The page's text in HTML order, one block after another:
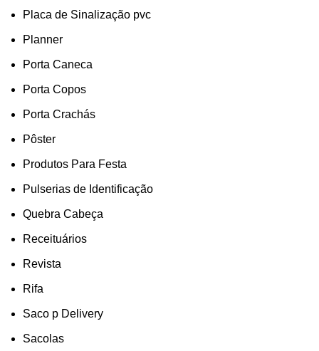
Placa de Sinalização pvc
Planner
Porta Caneca
Porta Copos
Porta Crachás
Pôster
Produtos Para Festa
Pulserias de Identificação
Quebra Cabeça
Receituários
Revista
Rifa
Saco p Delivery
Sacolas